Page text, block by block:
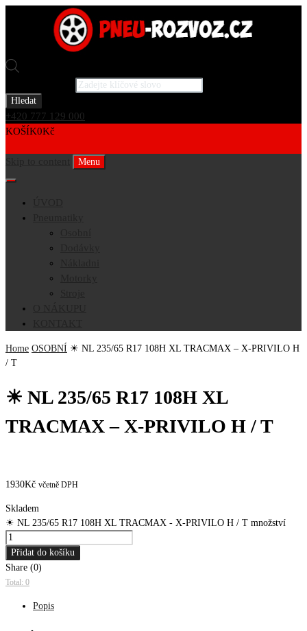
Hledat
+420 777 129 000
KOŠÍK0Kč
Menu
Home OSOBNÍ ☀ NL 235/65 R17 108H XL TRACMAX – X-PRIVILO H
/ T
☀ NL 235/65 R17 108H XL
TRACMAX – X-PRIVILO H / T
1930Kč včetně DPH
Skladem
☀ NL 235/65 R17 108H XL TRACMAX - X-PRIVILO H / T množství
Přidat do košíku
Share (0)
Total: 0
Popis